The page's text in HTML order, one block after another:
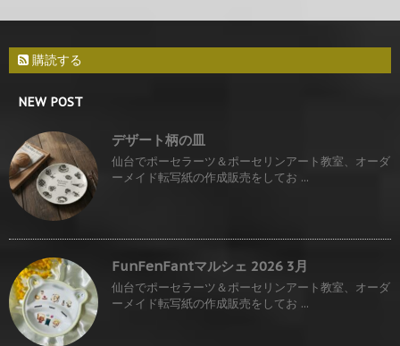
購読する
NEW POST
デザート柄の皿
仙台でポーセラーツ＆ポーセリンアート教室、オーダ
ーメイド転写紙の作成販売をしてお ...
FunFenFantマルシェ 2026 3月
仙台でポーセラーツ＆ポーセリンアート教室、オーダ
ーメイド転写紙の作成販売をしてお ...